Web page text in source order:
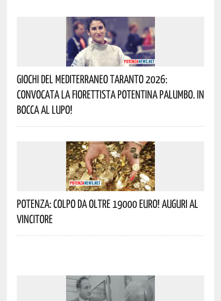
Giochi Del Mediterraneo Taranto 2026:
Convocata La Fiorettista Potentina Palumbo. In
Bocca Al Lupo!
Potenza: Colpo Da Oltre 19000 Euro! Auguri Al
Vincitore